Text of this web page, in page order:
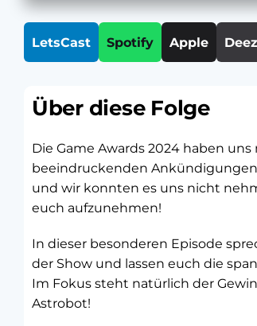
LetsCast Spotify Apple
Über diese Folge
Die Game Awards 2024 haben
beeindruckenden
und wir konnten es uns nicht
euch aufzunehmen!
In dieser besonderen Episode
der Show und lassen euch die
Im Fokus steht natürlich der
Astrobot!